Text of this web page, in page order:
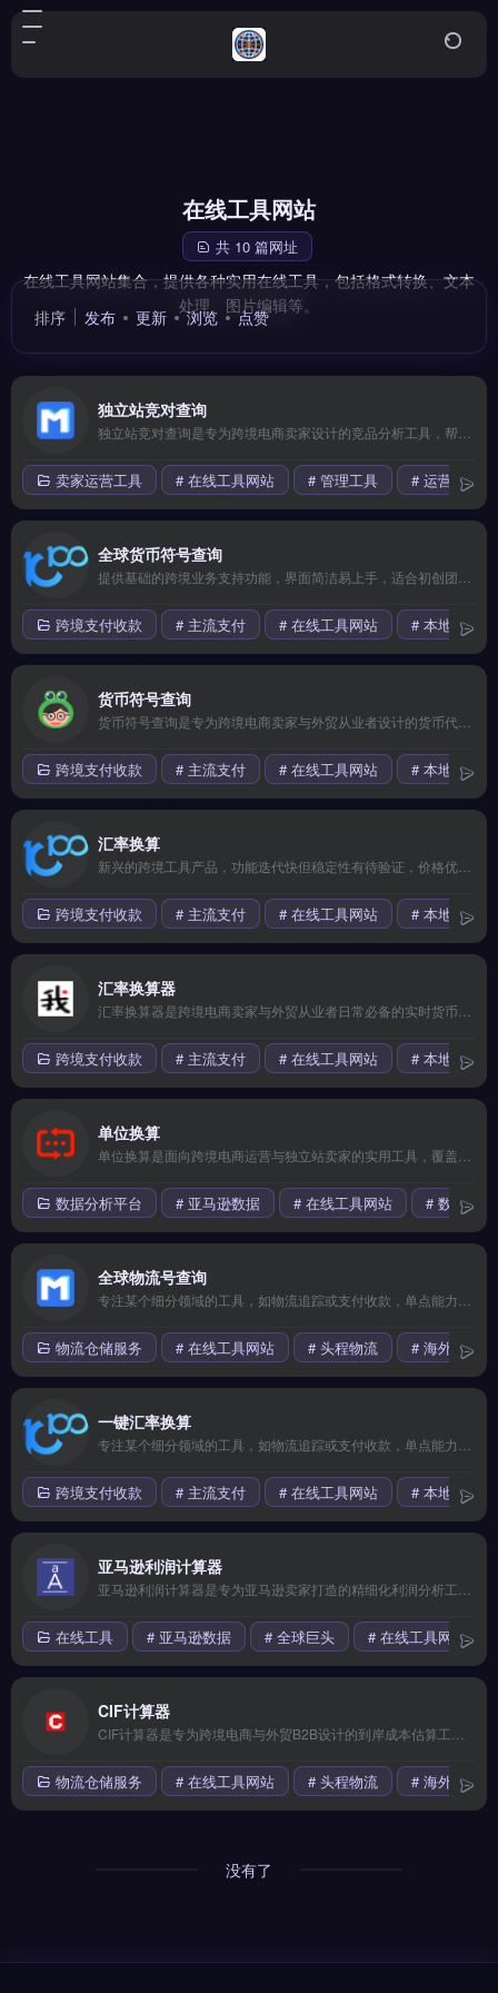
在线工具网站
共 10 篇网址
在线工具网站集合，提供各种实用在线工具，包括格式转换、文本
处理、图片编辑等。
排序 发布 更新 浏览 点赞
独立站竞对查询
卖家运营工具 # 在线工具网站 # 管理工具 # 运营管理
全球货币符号查询
跨境支付收款 # 主流支付 # 在线工具网站 # 本地化支付
货币符号查询
跨境支付收款 # 主流支付 # 在线工具网站 # 本地化支付
汇率换算
跨境支付收款 # 主流支付 # 在线工具网站 # 本地化支付
汇率换算器
跨境支付收款 # 主流支付 # 在线工具网站 # 本地化支付
单位换算
数据分析平台 # 亚马逊数据 # 在线工具网站 # 数据集成
全球物流号查询
物流仓储服务 # 在线工具网站 # 头程物流 # 海外仓
一键汇率换算
跨境支付收款 # 主流支付 # 在线工具网站 # 本地化支付
亚马逊利润计算器
在线工具 # 亚马逊数据 # 全球巨头 # 在线工具网站
CIF计算器
物流仓储服务 # 在线工具网站 # 头程物流 # 海外仓
没有了